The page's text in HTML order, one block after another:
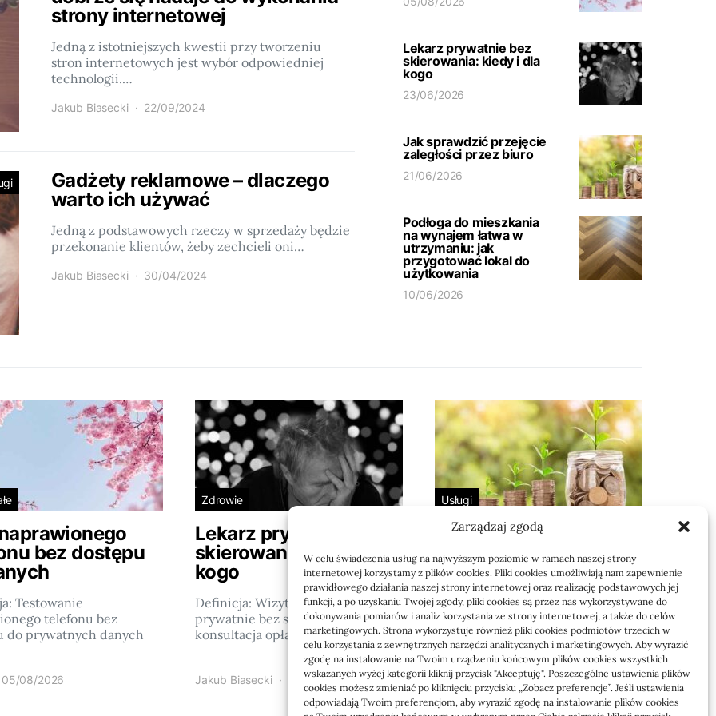
Zarządzaj zgodą
W celu świadczenia usług na najwyższym poziomie w ramach naszej strony
internetowej korzystamy z plików cookies. Pliki cookies umożliwiają nam zapewnienie
prawidłowego działania naszej strony internetowej oraz realizację podstawowych jej
funkcji, a po uzyskaniu Twojej zgody, pliki cookies są przez nas wykorzystywane do
dokonywania pomiarów i analiz korzystania ze strony internetowej, a także do celów
marketingowych. Strona wykorzystuje również pliki cookies podmiotów trzecich w
celu korzystania z zewnętrznych narzędzi analitycznych i marketingowych. Aby wyrazić
zgodę na instalowanie na Twoim urządzeniu końcowym plików cookies wszystkich
wskazanych wyżej kategorii kliknij przycisk "Akceptuję". Poszczególne ustawienia plików
cookies możesz zmieniać po kliknięciu przycisku „Zobacz preferencje”. Jeśli ustawienia
odpowiadają Twoim preferencjom, aby wyrazić zgodę na instalowanie plików cookies
strony internetowej
Jedną z istotniejszych kwestii przy tworzeniu
stron internetowych jest wybór odpowiedniej
technologii.…
Jakub Biasecki 22/09/2024
Gadżety reklamowe – dlaczego
warto ich używać
Jedną z podstawowych rzeczy w sprzedaży będzie
przekonanie klientów, żeby zechcieli oni…
Jakub Biasecki 30/04/2024
Lekarz prywatnie bez
skierowania: kiedy i dla
kogo
23/06/2026
Jak sprawdzić przejęcie
zaległości przez biuro
21/06/2026
Podłoga do mieszkania
na wynajem łatwa w
utrzymaniu: jak
przygotować lokal do
użytkowania
10/06/2026
bez dostępu
Testowanie
telefonu bez
do prywatnych danych
05/08/2026
Zdrowie
Lekarz prywatnie bez
skierowania: kiedy i dla
kogo
Definicja: Wizyta u lekarza
prywatnie bez skierowania to
konsultacja opłacana…
Jakub Biasecki 23/06/2026
Usługi
Jak sprawdzić
przejęcie zaległości
przez biuro
Definicja: Weryfikacja, czy nowe
biuro rachunkowe przejmie
zaległości w dokumentach,…
Jola 21/06/2026